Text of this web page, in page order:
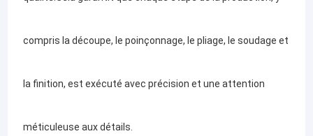
compris la découpe, le poinçonnage, le pliage, le soudage et
la finition, est exécuté avec précision et une attention
méticuleuse aux détails.